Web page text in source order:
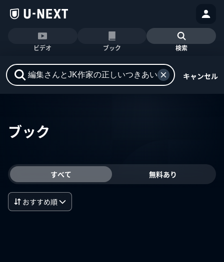
ビデオ ブック 検索
キャンセル
ブック
すべて 無料あり
おすすめ順